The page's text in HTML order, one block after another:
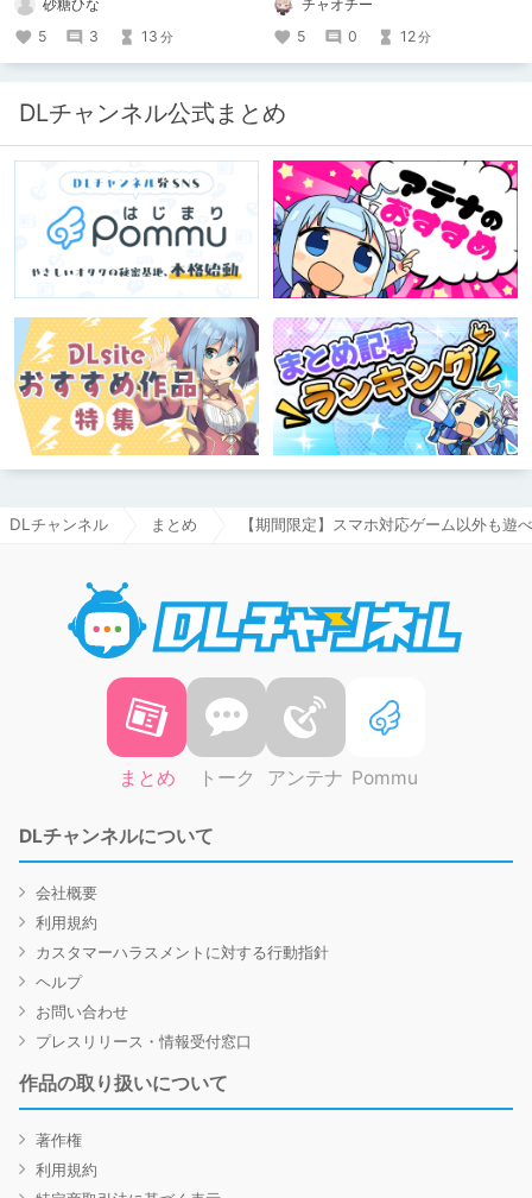
砂糖ひな
5
3 13 分
チャオチー
5
0 12分
DLチャンネル公式まとめ
DLチャンネル まとめ 【期間限定】スマホ対応ゲーム以外も
まとめ トーク アンテナ Pommu
DLチャンネルについて
会社概要
利用規約
カスタマーハラスメントに対する行動指針
ヘルプ
お問い合わせ
プレスリリース・情報受付窓口
作品の取り扱いについて
著作権
利用規約